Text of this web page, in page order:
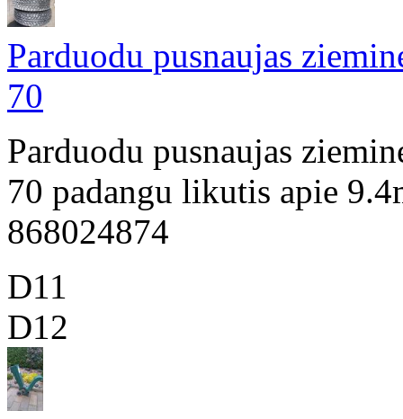
Parduodu pusnaujas
70
Parduodu pusnaujas
70 padangu likutis apie
868024874
D11
D12